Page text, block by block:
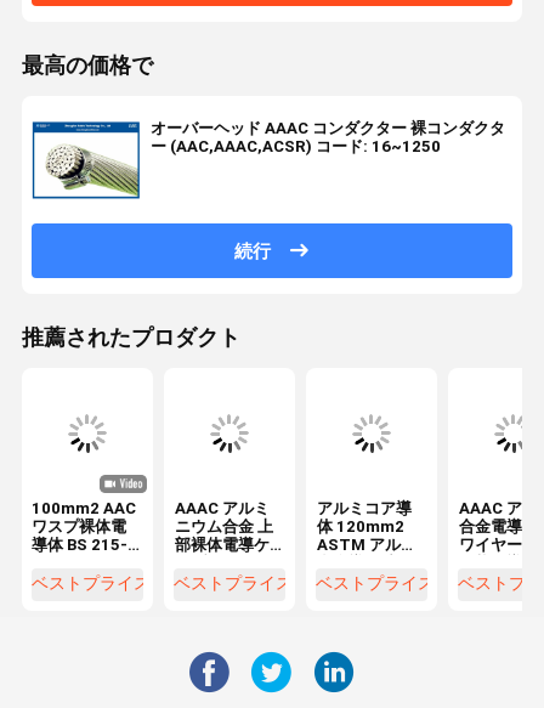
最高の価格で
オーバーヘッド AAAC コンダクター 裸コンダクタ
ー (AAC,AAAC,ACSR) コード: 16~1250
続行
推薦されたプロダクト
100mm2 AAC
ワスプ裸体電
導体 BS 215-1
7/4.39mm
ベストプライス
AAAC アルミ
ニウム合金 上
部裸体電導ケ
120mm2
ベストプライス
アルミコア導
体 120mm2
ASTM アルミ
電源用
ベストプライス
AAAC アル
合金電導
ワイヤー
バーヘッド
ベストプ